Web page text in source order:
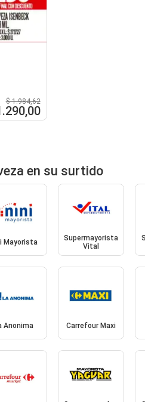
$ 1.984,62
en su surtido
Mayorista
Supermayorista
Vital
Anonima Carrefour Maxi